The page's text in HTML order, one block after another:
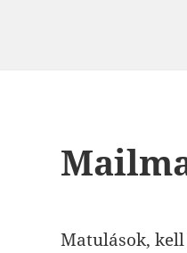
Matulások,